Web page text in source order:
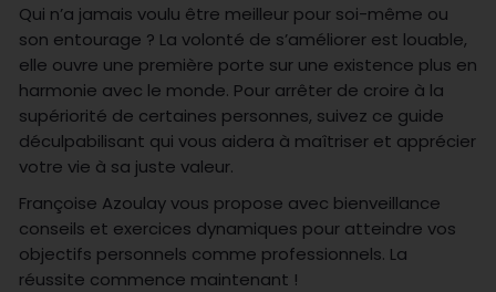
Qui n’a jamais voulu être meilleur pour soi-même ou
son entourage ? La volonté de s’améliorer est louable,
elle ouvre une première porte sur une existence plus en
harmonie avec le monde. Pour arrêter de croire à la
supériorité de certaines personnes, suivez ce guide
déculpabilisant qui vous aidera à maîtriser et apprécier
votre vie à sa juste valeur.
Françoise Azoulay vous propose avec bienveillance
conseils et exercices dynamiques pour atteindre vos
objectifs personnels comme professionnels. La
réussite commence maintenant !